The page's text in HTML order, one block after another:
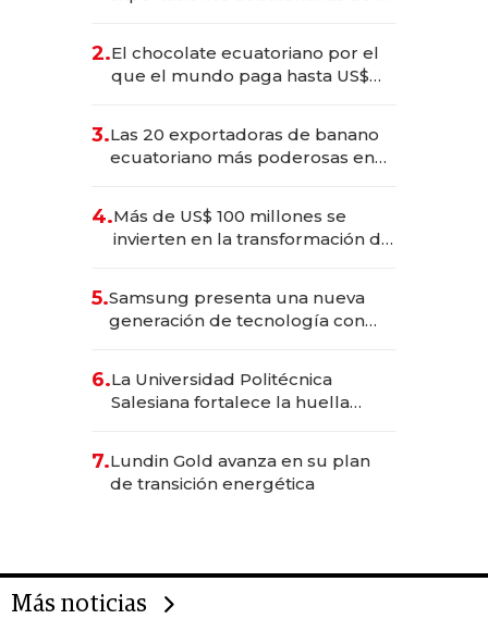
2.El chocolate ecuatoriano por el
que el mundo paga hasta US$
3.Las 20 exportadoras de banano
ecuatoriano más poderosas en
4.Más de US$ 100 millones se
invierten en la transformación de
5.Samsung presenta una nueva
generación de tecnología con
6.La Universidad Politécnica
Salesiana fortalece la huella
7.Lundin Gold avanza en su plan
de transición energética
Más noticias